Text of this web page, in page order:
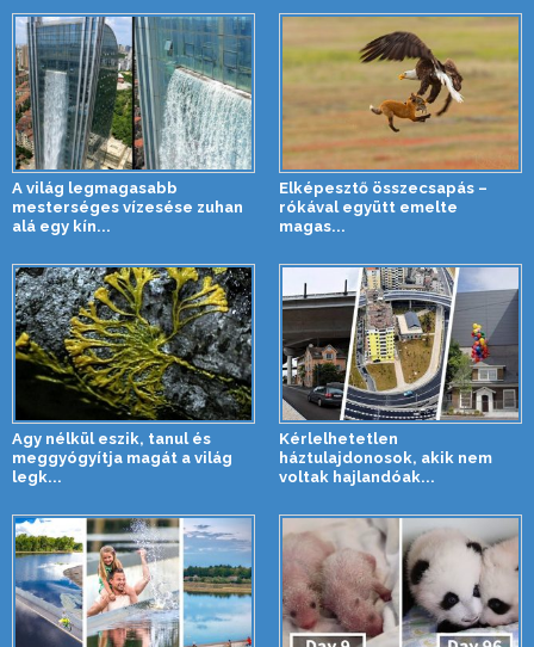
A világ legmagasabb
mesterséges vízesése zuhan
alá egy kín...
Elképesztő összecsapás –
rókával együtt emelte
magas...
Agy nélkül eszik, tanul és
meggyógyítja magát a világ
legk...
Kérlelhetetlen
háztulajdonosok, akik nem
voltak hajlandóak...